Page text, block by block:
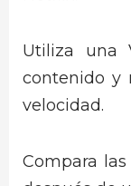
Utiliza una
contenido y
velocidad.
Compara